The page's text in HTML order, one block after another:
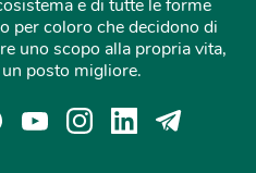
e di tutte le forme
per coloro che decidono di
uno scopo alla propria vita,
posto migliore.